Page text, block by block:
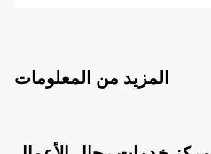
المزيد من المعلومات